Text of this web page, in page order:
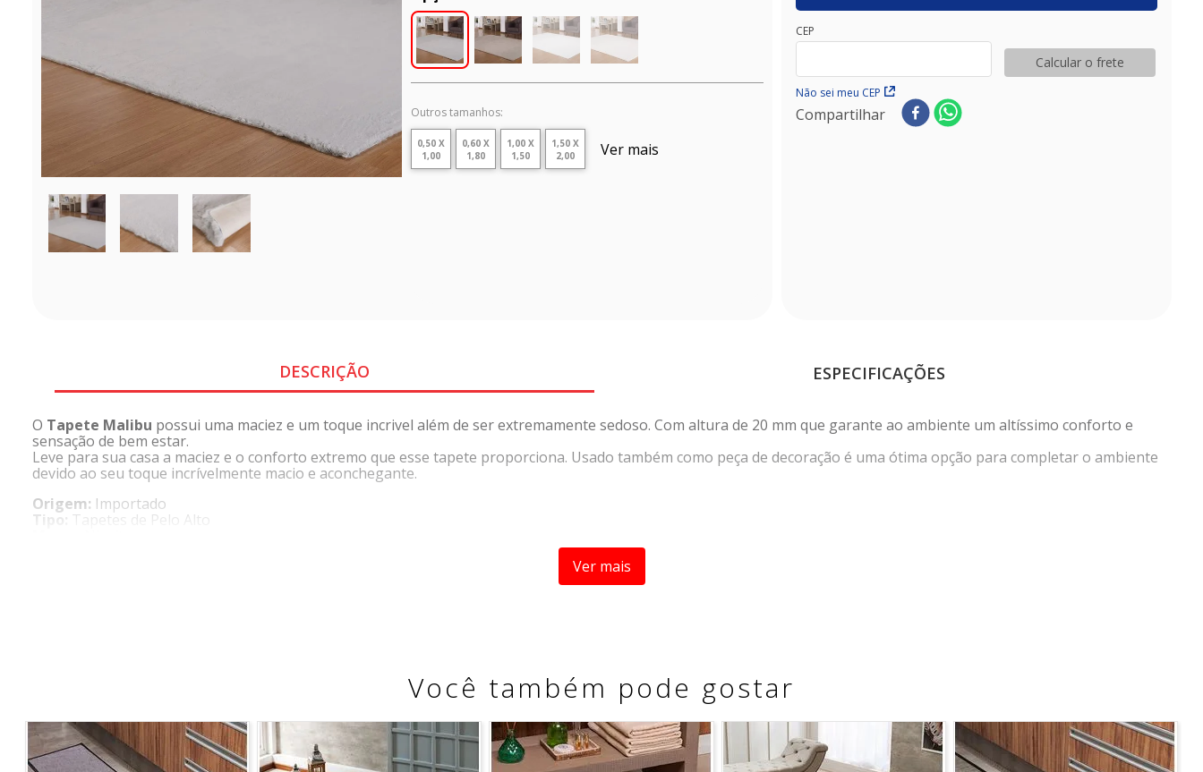
Outros tamanhos:
0,50 X
1,00
0,60 X
1,80
1,00 X
1,50
1,50 X
2,00
Ver mais
CEP
Não sei meu CEP
Calcular o frete
Compartilhar
DESCRIÇÃO ESPECIFICAÇÕES
O Tapete Malibu possui uma maciez e um toque incrivel além de ser extremamente sedoso. Com altura de 20 mm que garante ao ambiente um altíssimo conforto e
sensação de bem estar.
Leve para sua casa a maciez e o conforto extremo que esse tapete proporciona. Usado também como peça de decoração é uma ótima opção para completar o ambiente
devido ao seu toque incrívelmente macio e aconchegante.
Origem: Importado
Tipo:
Tapetes de Pelo Alto
- 100% Poliéster
DIMENSÕES
Ver mais
Você também pode gostar